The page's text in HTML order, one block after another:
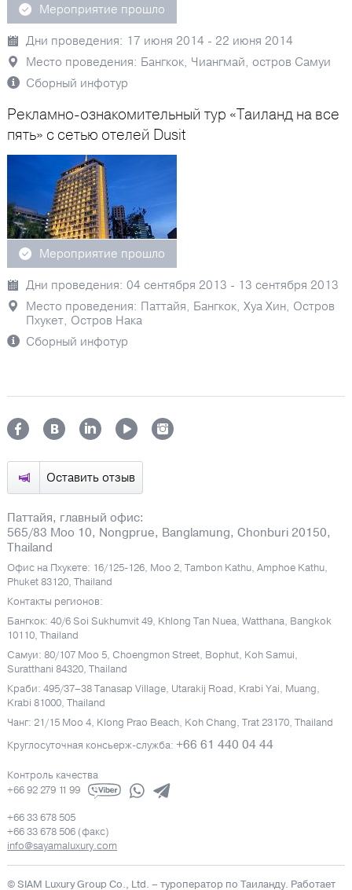
Оставить отзыв
Паттайя, главный офис:
565/83 Moo 10, Nongprue, Banglamung, Chonburi 20150,
Thailand
Офис на Пхукете: 16/125-126, Moo 2, Tambon Kathu, Amphoe Kathu,
Phuket 83120, Thailand
Контакты регионов:
Бангкок: 40/6 Soi Sukhumvit 49, Khlong Tan Nuea, Watthana, Bangkok
10110, Thailand
Самуи: 80/107 Moo 5, Choengmon Street, Bophut, Koh Samui,
Suratthani 84320, Thailand
Краби: 495/37–38 Tanasap Village, Utarakij Road, Krabi Yai, Muang,
Krabi 81000, Thailand
Чанг: 21/15 Moo 4, Klong Prao Beach, Koh Chang, Trat 23170, Thailand
Круглосуточная консьерж-служба: +66 61 440 04 44
Контроль качества
+66 92 279 11 99
+66 33 678 505
+66 33 678 506 (факс)
info@sayamaluxury.com
© SIAM Luxury Group Co., Ltd. – туроператор по Таиланду. Работает
Мероприятие прошло
Дни проведения: 17 июня 2014 - 22 июня 2014
Место проведения: Бангкок, Чиангмай, остров Самуи
Сборный инфотур
Рекламно-ознакомительный тур «Таиланд на все
пять» с сетью отелей Dusit
Мероприятие прошло
Дни проведения: 04 сентября 2013 - 13 сентября 2013
Место проведения: Паттайя, Бангкок, Хуа Хин, Остров
Пхукет, Остров Нака
Сборный инфотур